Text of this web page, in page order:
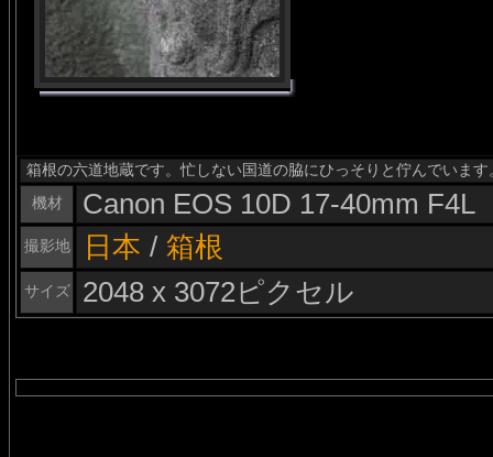
箱根の六道地蔵です。忙しない国道の脇にひっそりと佇んでいます
機材
Canon EOS 10D 17-40mm F4L
撮影地 日本 / 箱根
サイズ 2048 x 3072ピクセル